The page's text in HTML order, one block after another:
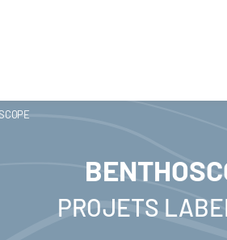
PROJETS